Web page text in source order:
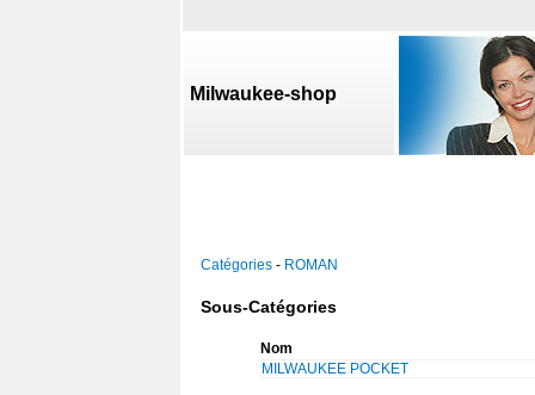
Milwaukee-shop
Catégories- ROMAN
Sous-Catégories
Nom
MILWAUKEE POCKET